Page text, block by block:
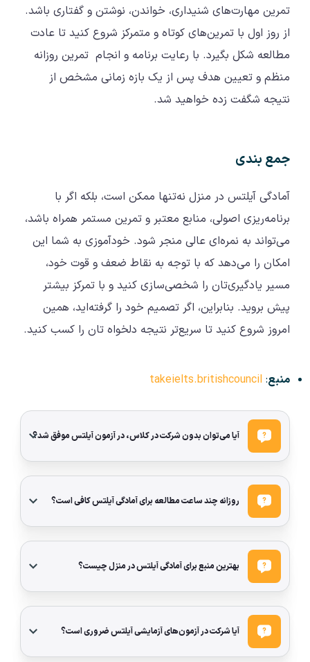
تمرین مهارت‌های شنیداری، خواندن، نوشتن و گفتاری باشد.
از روز اول با تمرین‌های کوتاه و متمرکز شروع کنید تا عادت
مطالعه شکل بگیرد. با رعایت برنامه و انجام تمرین روزانه
منظم و تعیین هدف پس از یک بازه زمانی مشخص از
نتیجه شگفت زده خواهید شد.
جمع بندی
آمادگی آیلتس در منزل نه‌تنها ممکن است، بلکه اگر با
برنامه‌ریزی اصولی، منابع معتبر و تمرین مستمر همراه باشد،
می‌تواند به نمره‌ای عالی منجر شود. خودآموزی به شما این
امکان را می‌دهد که با توجه به نقاط ضعف و قوت خود،
مسیر یادگیری‌تان را شخصی‌سازی کنید و با تمرکز بیشتر
پیش بروید. بنابراین، اگر تصمیم خود را گرفته‌اید، همین
امروز شروع کنید تا سریع‌تر نتیجه دلخواه تان را کسب کنید.
منبع:
takeielts.britishcouncil
آیا می‌توان بدون شرکت در کلاس، در آزمون آیلتس موفق شد؟
روزانه چند ساعت مطالعه برای آمادگی آیلتس کافی است؟
بهترین منبع برای آمادگی آیلتس در منزل چیست؟
آیا شرکت در آزمون‌های آزمایشی آیلتس ضروری است؟